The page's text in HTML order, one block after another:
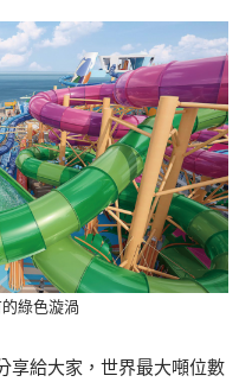
綠色漩渦
享給大家，世界最大噸位數